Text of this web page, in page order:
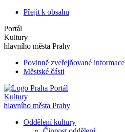
Přejít k obsahu
Portál
Kultury
hlavního města Prahy
Povinně zveřejňované informace
Městské části
Portál
Kultury
hlavního města Prahy
Oddělení kultury